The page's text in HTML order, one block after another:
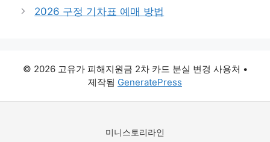
리
2026 구정 기차표 예매 방법
© 2026 고유가 피해지원금 2차 카드 분실 변경 사용처 •
제작됨 GeneratePress
미니스토리라인